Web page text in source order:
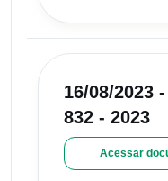
16/08/2023
832 - 2023
Acessar